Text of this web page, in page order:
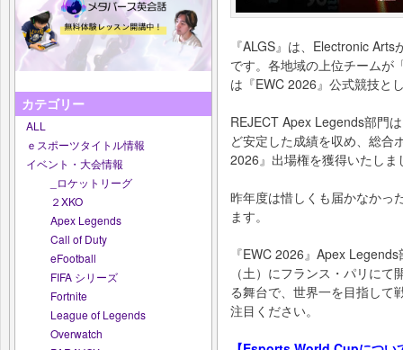
カテゴリー
ALL
ｅスポーツタイトル情報
イベント・大会情報
_ロケットリーグ
２XKO
Apex Legends
Call of Duty
eFootball
FIFA シリーズ
Fortnite
League of Legends
Overwatch
『ALGS』は、Electronic
です。各地域の上位チームが
は『EWC 2026』公式競技と
REJECT Apex Legends部門
ど安定した成績を収め、総合
2026』出場権を獲得いたしま
昨年度は惜しくも届かなかっ
ます。
『EWC 2026』Apex
（土）にフランス・パリに
る舞台で、世界一を目指して
注目ください。